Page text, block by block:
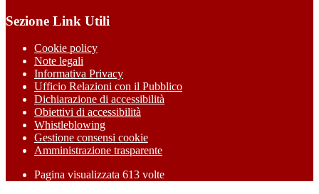
Sezione Link Utili
Cookie policy
Note legali
Informativa Privacy
Ufficio Relazioni con il Pubblico
Dichiarazione di accessibilità
Obiettivi di accessibilità
Whistleblowing
Gestione consensi cookie
Amministrazione trasparente
Pagina visualizzata 613 volte